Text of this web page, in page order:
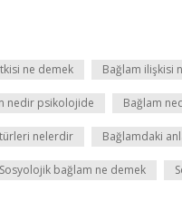
ne demek Bağlam ilişkisi
nedir psikolojide Bağlam
nelerdir Bağlamdaki
Sosyolojik bağlam ne demek